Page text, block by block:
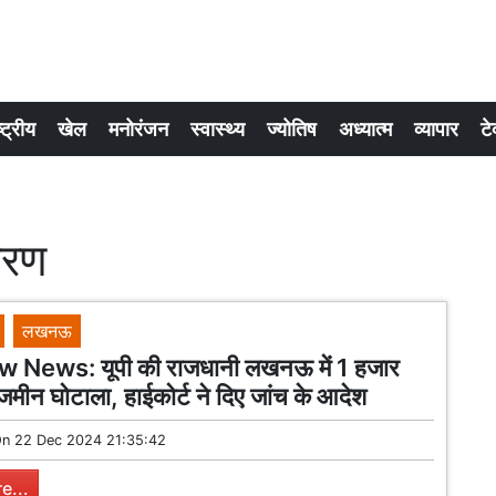
खेल मनोरंजन स्वास्थ्य ज्योतिष अध्यात्म व्यापार
लखनऊ
News: यूपी की राजधानी लखनऊ में 1 हजार
घोटाला, हाईकोर्ट ने दिए जांच के आदेश
22 Dec 2024 21:35:42